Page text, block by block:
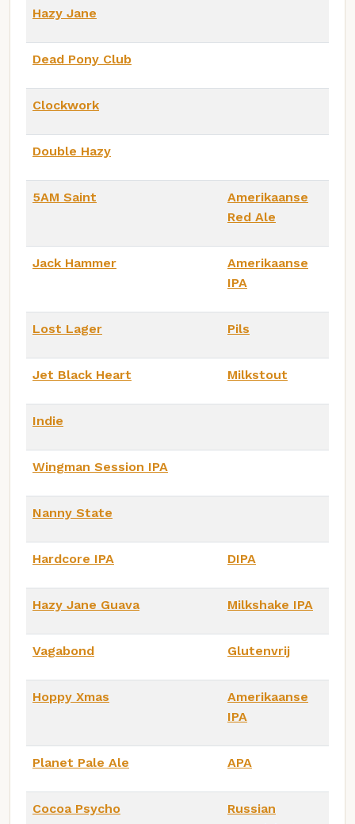
Hazy Jane
Dead Pony Club
Clockwork
Double Hazy
5AM Saint
Amerikaanse
Red Ale
Jack Hammer
Amerikaanse
IPA
Lost Lager Pils
Jet Black Heart Milkstout
Indie
Wingman Session IPA
Nanny State
Hardcore IPA DIPA
Hazy Jane Guava Milkshake IPA
Vagabond Glutenvrij
Hoppy Xmas
Amerikaanse
IPA
Planet Pale Ale APA
Cocoa Psycho
Russian